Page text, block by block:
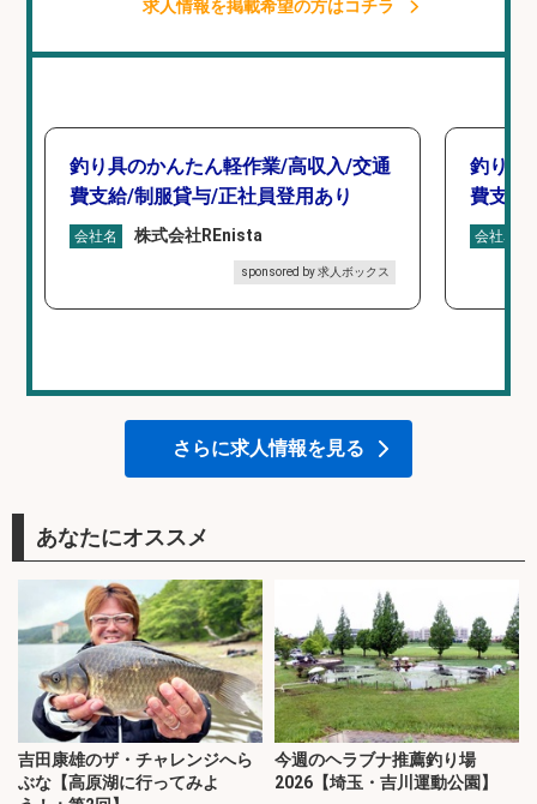
求人情報を掲載希望の方はコチラ
釣り具のかんたん軽作業/高収入/交通
費支給/制服貸与/正社員登用あり
会社名 株式会社REnista
sponsored by 求人ボックス
釣り具
費支給
会社名
さらに求人情報を見る
あなたにオススメ
吉田康雄のザ・チャレンジへら
ぶな【高原湖に行ってみよ
今週のヘラブナ推薦釣り場
2026【埼玉・吉川運動公園】